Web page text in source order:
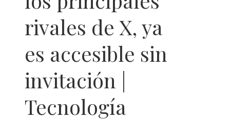
rivales de X, ya
es accesible sin
invitación |
Tecnología